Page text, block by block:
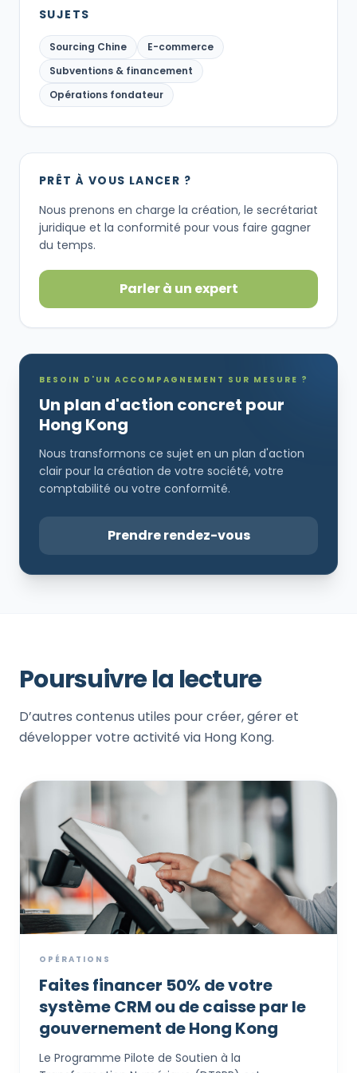
SUJETS
Sourcing Chine
E-commerce
Subventions & financement
Opérations fondateur
PRÊT À VOUS LANCER ?
Nous prenons en charge la création, le secrétariat
juridique et la conformité pour vous faire gagner
du temps.
Parler à un expert
BESOIN D'UN ACCOMPAGNEMENT SUR MESURE ?
Un plan d'action concret pour
Hong Kong
Nous transformons ce sujet en un plan d'action
clair pour la création de votre société, votre
comptabilité ou votre conformité.
Prendre rendez-vous
Poursuivre la lecture
D’autres contenus utiles pour créer, gérer et
développer votre activité via Hong Kong.
OPÉRATIONS
Faites financer 50% de votre
système CRM ou de caisse par le
gouvernement de Hong Kong
Le Programme Pilote de Soutien à la